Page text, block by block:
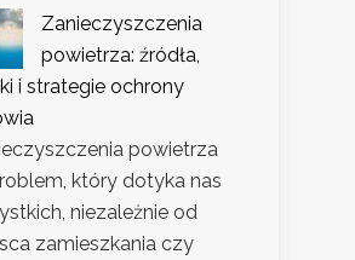
Zanieczyszczenia
powietrza: źródła,
i strategie ochrony
powietrza
który dotyka nas
niezależnie od
zamieszkania czy